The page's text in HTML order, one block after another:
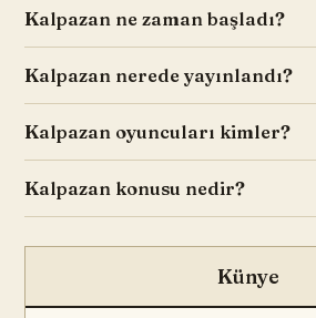
Kalpazan ne zaman başladı?
Kalpazan nerede yayınlandı?
Kalpazan oyuncuları kimler?
Kalpazan konusu nedir?
Künye